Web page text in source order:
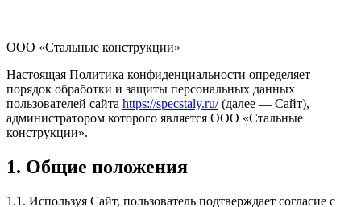
ООО «Стальные конструкции»
Настоящая Политика конфиденциальности определяет
порядок обработки и защиты персональных данных
пользователей сайта https://specstaly.ru/(далее — Сайт),
администратором которого является ООО «Стальные
конструкции».
1. Общие положения
1.1. Используя Сайт, пользователь подтверждает согласие с